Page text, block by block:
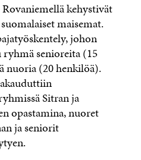
kehystivät
maisemat.
johon
senioreita (15
nuoria (20 henkilöä).
Sitran ja
opastamina, nuoret
ja seniorit